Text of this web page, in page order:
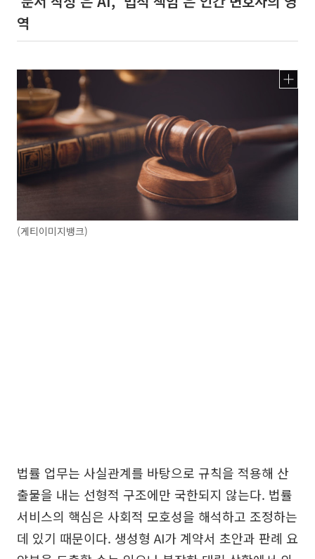
역
(게티이미지뱅크)
법률 업무는 사실관계를 바탕으로 규칙을 적용해 산
출물을 내는 선형적 구조에만 국한되지 않는다. 법률
서비스의 핵심은 사회적 모호성을 해석하고 조정하는
데 있기 때문이다. 생성형 AI가 계약서 초안과 판례 요